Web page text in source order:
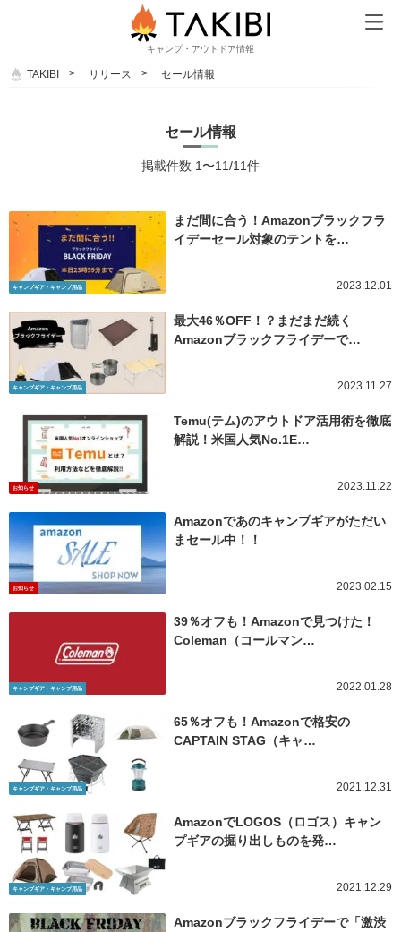
キャンプ・アウトドア情報
TAKIBI リリース セール情報
セール情報
掲載件数 1〜11/11件
キャンプギア・キャンプ用品
まだ間に合う！Amazonブラックフラ
イデーセール対象のテントを…
2023.12.01
キャンプギア・キャンプ用品
最大46％OFF！？まだまだ続く
Amazonブラックフライデーで…
2023.11.27
お知らせ
Temu(テム)のアウトドア活用術を徹底
解説！米国人気No.1E…
2023.11.22
お知らせ
Amazonであのキャンプギアがただい
まセール中！！
2023.02.15
キャンプギア・キャンプ用品
39％オフも！Amazonで見つけた！
Coleman（コールマン…
2022.01.28
キャンプギア・キャンプ用品
65％オフも！Amazonで格安の
CAPTAIN STAG（キャ…
2021.12.31
キャンプギア・キャンプ用品
AmazonでLOGOS（ロゴス）キャン
プギアの掘り出しものを発…
2021.12.29
Amazonブラックフライデーで「激渋